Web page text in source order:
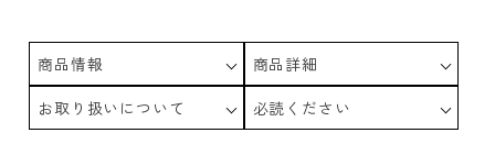
商品情報
商品詳細
お取り扱いについて
必読ください